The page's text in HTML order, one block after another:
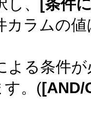
、 [条件
カラムの
よる条件
す。([AND/